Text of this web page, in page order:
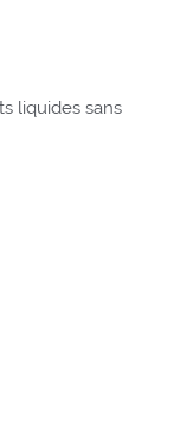
liquides sans